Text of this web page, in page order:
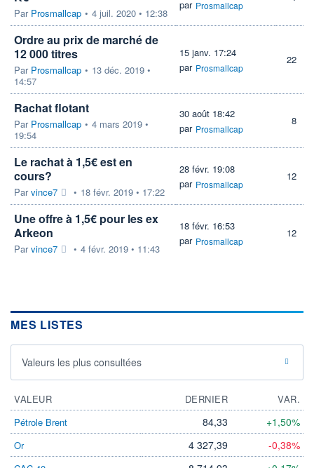
Par Prosmallcap • 4 juil. 2020 • 12:38
par Prosmallcap
Ordre au prix de marché de
12 000 titres
Par Prosmallcap • 13 déc. 2019 •
14:57
15 janv. 17:24
par Prosmallcap
22
Rachat flotant
Par Prosmallcap • 4 mars 2019 •
19:54
30 août 18:42
par Prosmallcap
8
Le rachat à 1,5€ est en
cours?
Parvince7 • 18 févr. 2019 • 17:22
28 févr. 19:08
par Prosmallcap
12
Une offre à 1,5€ pour les ex
Arkeon
Parvince7 • 4 févr. 2019 • 11:43
18 févr. 16:53
par Prosmallcap
12
MES LISTES
Valeurs les plus consultées
VALEUR DERNIER
VAR.
Pétrole Brent
84,33 +1,50%
Or 4 327,39 -0,38%